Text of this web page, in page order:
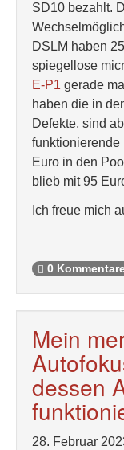
SD10 bezahlt.
DSLM haben
spiegellose
E-P1 gerade
haben die in
Defekte, sind
funktionierende
Euro in den
blieb mit 95
Ich freue mich
0
Mein
dessen
28. Februar